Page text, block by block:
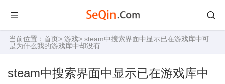
当前位置： 首页> 游戏> steam中搜索界面中显示已在游戏库中可
是为什么我的游戏库中却没有
steam中搜索界面中显示已在游戏库中